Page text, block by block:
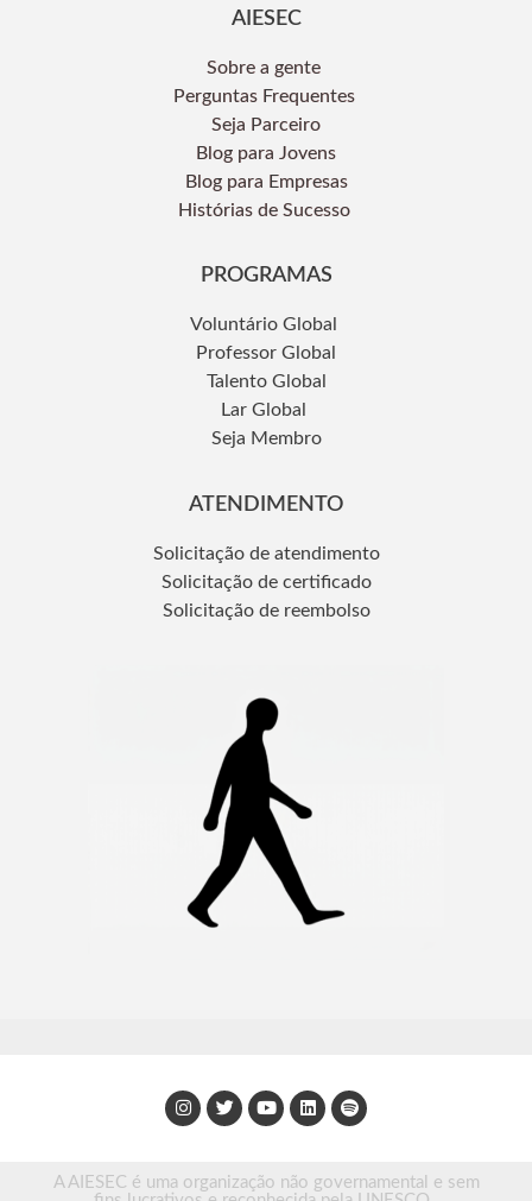
AIESEC
Sobre a gente
Perguntas Frequentes
Seja Parceiro
Blog para Jovens
Blog para Empresas
Histórias de Sucesso
PROGRAMAS
Voluntário Global
Professor Global
Talento Global
Lar Global
Seja Membro
ATENDIMENTO
Solicitação de atendimento
Solicitação de certificado
Solicitação de reembolso
A AIESEC é uma organização não governamental e sem